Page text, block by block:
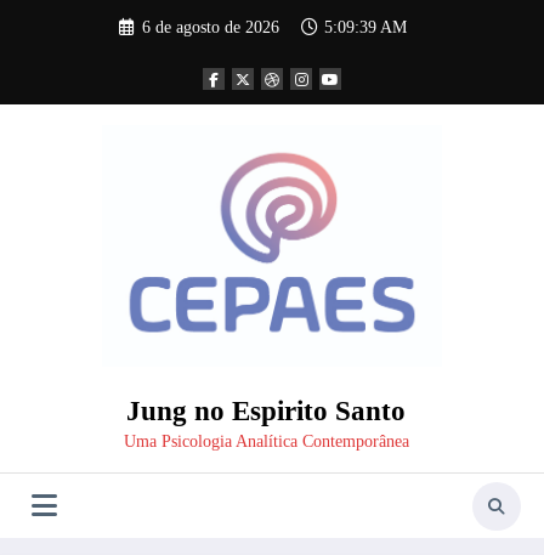
6 de agosto de 2026 5:09:40 AM
Jung no Espirito Santo
Uma Psicologia Analítica Contemporânea